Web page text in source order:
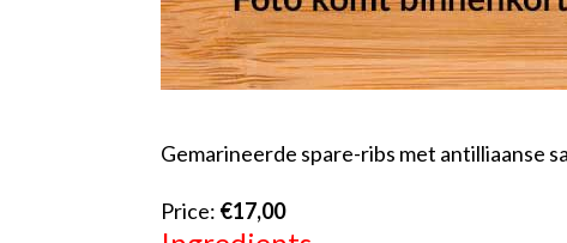
Gemarineerde spare-ribs met antilliaanse
Price: €17,00